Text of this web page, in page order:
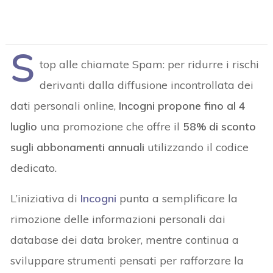
S top alle chiamate Spam: per ridurre i rischi
derivanti dalla diffusione incontrollata dei
dati personali online, Incogni propone fino al 4
luglio una promozione che offre il 58% di sconto
sugli abbonamenti annuali utilizzando il codice
dedicato.
L’iniziativa di Incogni punta a semplificare la
rimozione delle informazioni personali dai
database dei data broker, mentre continua a
sviluppare strumenti pensati per rafforzare la